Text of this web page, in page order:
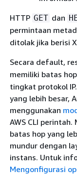
HTTP GET dan
permintaan
ditolak jika berisi
Secara default,
memiliki batas
tingkat protokol
yang lebih besar,
menggunakan
AWS CLI
batas hop yang
mundur dengan
instans. Untuk
Mengonfigurasi